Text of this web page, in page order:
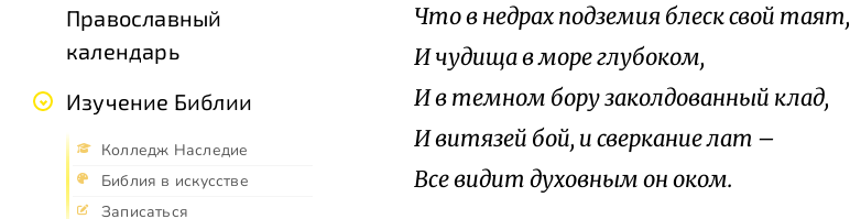
Православный
календарь
Изучение Библии
Колледж Наследие
Библия в искусстве
Записаться
Что в недрах подземия блеск свой таят,
И чудища в море глубоком,
И в темном бору заколдованный клад,
И витязей бой, и сверкание лат –
Все видит духовным он оком.